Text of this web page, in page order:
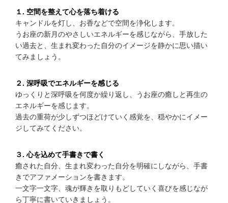
１. 空間を整えて心を落ち着ける
キャンドルを灯し、お香などで空間を浄化します。
うお座の新月のやさしいエネルギーを感じながら、手放した
い過去と、生まれ変わった自分のイメージを静かに思い描い
てみましょう。
２. 深呼吸でエネルギーを感じる
ゆっくりと深呼吸を何度か繰り返し、うお座の癒しと再生の
エネルギーを感じます。
過去の重荷が少しずつほどけていく感覚を、穏やかにイメー
ジしてみてください。
３. 心を込めて手書きで書く
癒された自分、生まれ変わった自分を明確にしながら、手書
きでアファメーションを書きます。
一文字一文字、魂が輝きを取りもどしていく喜びを感じなが
ら丁寧に書いていきましょう。